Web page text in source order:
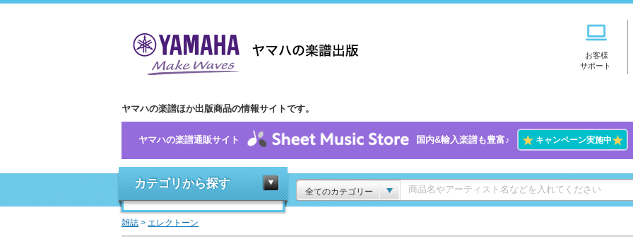
お客様
サポート
ヤマハの楽譜ほか出版商品の情報サイトです。
ヤマハの楽譜通販サイト 国内&輸入楽譜も豊富♪ ★キャンペーン実施中★
カテゴリから探す
全てのカテゴリー
雑誌 > エレクトーン